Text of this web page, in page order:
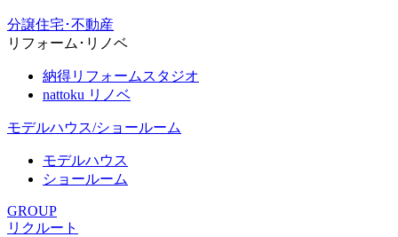
分譲住宅･不動産
リフォーム･リノベ
納得リフォームスタジオ
nattoku リノベ
モデルハウス/ショールーム
モデルハウス
ショールーム
GROUP
リクルート